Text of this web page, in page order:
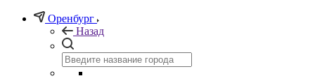
Оренбург
Назад